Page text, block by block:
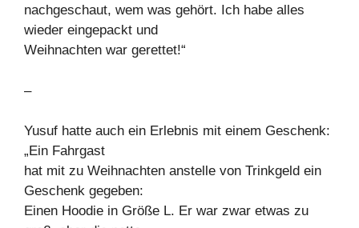
nachgeschaut, wem was gehört. Ich habe alles
wieder eingepackt und
Weihnachten war gerettet!“
–
Yusuf hatte auch ein Erlebnis mit einem Geschenk:
„Ein Fahrgast
hat mit zu Weihnachten anstelle von Trinkgeld ein
Geschenk gegeben:
Einen Hoodie in Größe L. Er war zwar etwas zu